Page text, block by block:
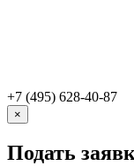
+7 (495) 628-40-87
×
Подать